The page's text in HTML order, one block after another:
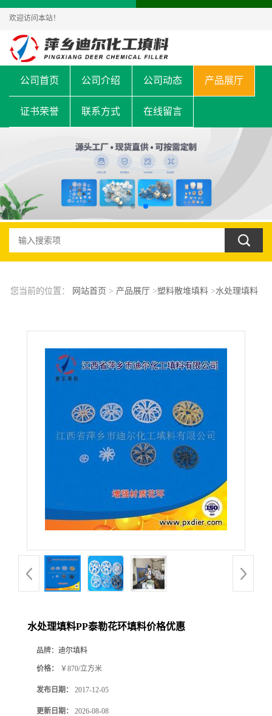
欢迎访问本站！
公司首页 公司介绍 公司动态 产品展厅
证书荣誉 联系方式 在线留言
您当前的位置： 网站首页 > 产品展厅>塑料散堆填料>水处理填料
水处理填料PP泰勒花环填料价格优惠
品牌： 迪尔填料
价格： ￥870/立方米
发布日期： 2017-12-05
更新日期： 2026-08-08